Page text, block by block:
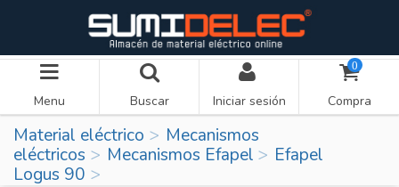
Menu Buscar Iniciar sesión
0
Compra
Material eléctrico
Mecanismos
eléctricos
Mecanismos Efapel
Efapel
Logus 90